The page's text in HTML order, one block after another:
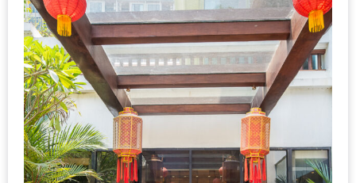
เชียงใหม่
CART
CHECKOUT
DRAFT
–
บาร์บีคิว